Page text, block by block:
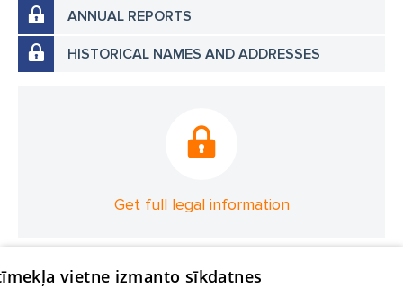
ANNUAL REPORTS
HISTORICAL NAMES AND ADDRESSES
Get full legal information
vietne izmanto sīkdatnes